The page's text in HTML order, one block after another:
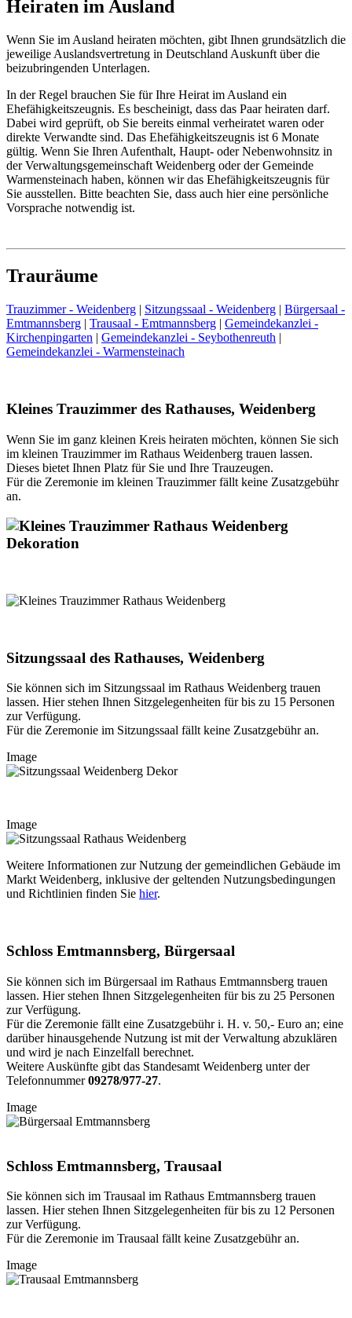
Heiraten im Ausland
Wenn Sie im Ausland heiraten möchten, gibt Ihnen grundsätzlich die
jeweilige Auslandsvertretung in Deutschland Auskunft über die
beizubringenden Unterlagen.
In der Regel brauchen Sie für Ihre Heirat im Ausland ein
Ehefähigkeitszeugnis. Es bescheinigt, dass das Paar heiraten darf.
Dabei wird geprüft, ob Sie bereits einmal verheiratet waren oder
direkte Verwandte sind. Das Ehefähigkeitszeugnis ist 6 Monate
gültig. Wenn Sie Ihren Aufenthalt, Haupt- oder Nebenwohnsitz in
der Verwaltungsgemeinschaft Weidenberg oder der Gemeinde
Warmensteinach haben, können wir das Ehefähigkeitszeugnis für
Sie ausstellen. Bitte beachten Sie, dass auch hier eine persönliche
Vorsprache notwendig ist.
Trauräume
Trauzimmer - Weidenberg | Sitzungssaal - Weidenberg | Bürgersaal -
Emtmannsberg | Trausaal - Emtmannsberg | Gemeindekanzlei -
Kirchenpingarten | Gemeindekanzlei - Seybothenreuth |
Gemeindekanzlei - Warmensteinach
Kleines Trauzimmer des Rathauses, Weidenberg
Wenn Sie im ganz kleinen Kreis heiraten möchten, können Sie sich
im kleinen Trauzimmer im Rathaus Weidenberg trauen lassen.
Dieses bietet Ihnen Platz für Sie und Ihre Trauzeugen.
Für die Zeremonie im kleinen Trauzimmer fällt keine Zusatzgebühr
an.
Sitzungssaal des Rathauses, Weidenberg
Sie können sich im Sitzungssaal im Rathaus Weidenberg trauen
lassen. Hier stehen Ihnen Sitzgelegenheiten für bis zu 15 Personen
zur Verfügung.
Für die Zeremonie im Sitzungssaal fällt keine Zusatzgebühr an.
Image
Image
Weitere Informationen zur Nutzung der gemeindlichen Gebäude im
Markt Weidenberg, inklusive der geltenden Nutzungsbedingungen
und Richtlinien finden Sie hier.
Schloss Emtmannsberg, Bürgersaal
Sie können sich im Bürgersaal im Rathaus Emtmannsberg trauen
lassen. Hier stehen Ihnen Sitzgelegenheiten für bis zu 25 Personen
zur Verfügung.
Für die Zeremonie fällt eine Zusatzgebühr i. H. v. 50,- Euro an; eine
darüber hinausgehende Nutzung ist mit der Verwaltung abzuklären
und wird je nach Einzelfall berechnet.
Weitere Auskünfte gibt das Standesamt Weidenberg unter der
Telefonnummer09278/977-27.
Image
Schloss Emtmannsberg, Trausaal
Sie können sich im Trausaal im Rathaus Emtmannsberg trauen
lassen. Hier stehen Ihnen Sitzgelegenheiten für bis zu 12 Personen
zur Verfügung.
Für die Zeremonie im Trausaal fällt keine Zusatzgebühr an.
Image